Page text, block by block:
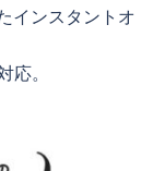
インスタントオ
応。